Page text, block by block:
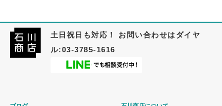
土日祝日も対応！ お問い合わせはダイヤ
ル:03-3785-1616